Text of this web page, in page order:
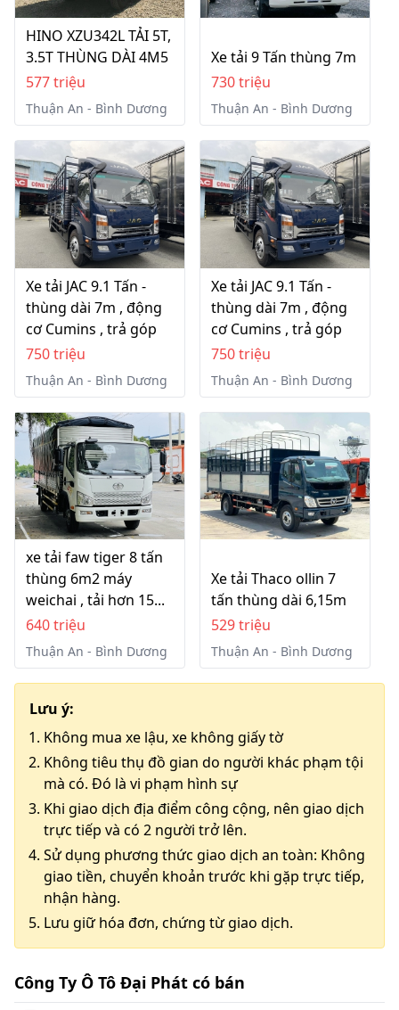
HINO XZU342L TẢI 5T,
3.5T THÙNG DÀI 4M5
577 triệu
Thuận An - Bình Dương
Xe tải 9 Tấn thùng 7m
730 triệu
Thuận An - Bình Dương
Xe tải JAC 9.1 Tấn -
thùng dài 7m , động
cơ Cumins , trả góp
750 triệu
Thuận An - Bình Dương
Xe tải JAC 9.1 Tấn -
thùng dài 7m , động
cơ Cumins , trả góp
750 triệu
Thuận An - Bình Dương
xe tải faw tiger 8 tấn
thùng 6m2 máy
weichai , tải hơn 15...
640 triệu
Thuận An - Bình Dương
Xe tải Thaco ollin 7
tấn thùng dài 6,15m
529 triệu
Thuận An - Bình Dương
Lưu ý:
Không mua xe lậu, xe không giấy tờ
Không tiêu thụ đồ gian do người khác phạm tội
mà có. Đó là vi phạm hình sự
Khi giao dịch địa điểm công cộng, nên giao dịch
trực tiếp và có 2 người trở lên.
Sử dụng phương thức giao dịch an toàn: Không
giao tiền, chuyển khoản trước khi gặp trực tiếp,
nhận hàng.
Lưu giữ hóa đơn, chứng từ giao dịch.
Công Ty Ô Tô Đại Phát có bán